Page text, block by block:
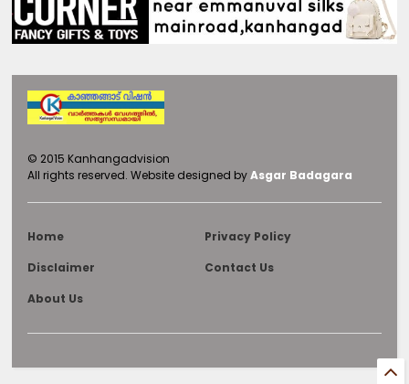
© 2015 Kanhangadvision
All rights reserved. Website designed byAsgar Badagara
Home
Privacy Policy
Disclaimer
Contact Us
About Us